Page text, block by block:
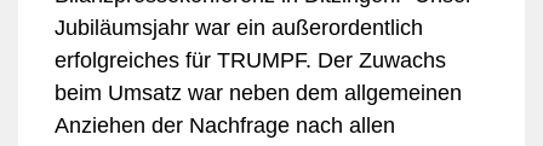
Jubiläumsjahr war ein außerordentlich
erfolgreiches für TRUMPF. Der Zuwachs
beim Umsatz war neben dem allgemeinen
Anziehen der Nachfrage nach allen